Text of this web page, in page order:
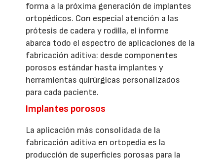
forma a la próxima generación de implantes
ortopédicos. Con especial atención a las
prótesis de cadera y rodilla, el informe
abarca todo el espectro de aplicaciones de la
fabricación aditiva: desde componentes
porosos estándar hasta implantes y
herramientas quirúrgicas personalizados
para cada paciente.
Implantes porosos
La aplicación más consolidada de la
fabricación aditiva en ortopedia es la
producción de superficies porosas para la